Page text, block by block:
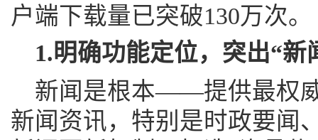
户端下载量已突破130万次。
1.明确功能定位，突出“新
新闻是根本——提供最权
新闻资讯，特别是时政要闻